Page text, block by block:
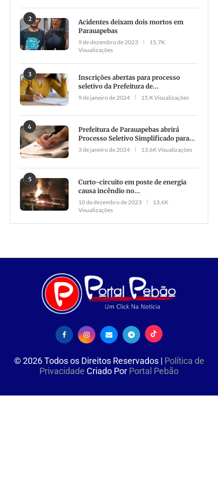
2
Acidentes deixam dois mortos em
Parauapebas
9 de dezembro de 2023
15,7K
Visualizações
3
Inscrições abertas para processo
seletivo da Prefeitura de...
9 de janeiro de 2024 15,K Visualizações
4
Prefeitura de Parauapebas abrirá
Processo Seletivo Simplificado para...
3 de janeiro de 2024 13,6K Visualizações
5
Curto-circuito em poste de energia
causa incêndio no...
10 de dezembro de 2023
13,6K
Visualizações
©2026Todos os Direitos Reservados | Política de
Privacidade Criado Por Portal Pebão